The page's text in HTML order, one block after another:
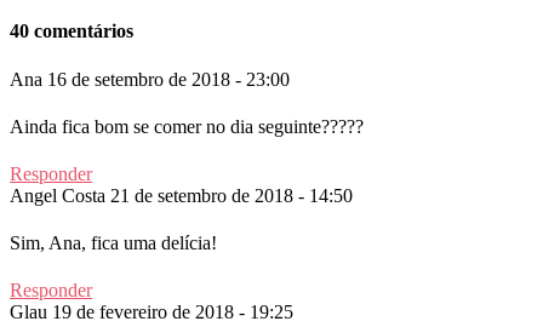
40 comentários
Ana 16 de setembro de 2018 - 23:00
Ainda fica bom se comer no dia seguinte?????
Responder
Angel Costa 21 de setembro de 2018 - 14:50
Sim, Ana, fica uma delícia!
Responder
Glau 19 de fevereiro de 2018 - 19:25